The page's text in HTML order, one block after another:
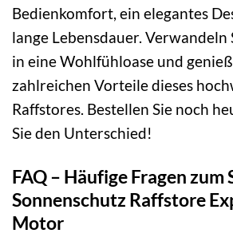
Bedienkomfort, ein elegantes
lange Lebensdauer. Verwandeln
in eine Wohlfühloase und
zahlreichen Vorteile dieses
Raffstores. Bestellen Sie noch
Sie den Unterschied!
FAQ – Häufige Fragen zum
Sonnenschutz Raffstore
Motor